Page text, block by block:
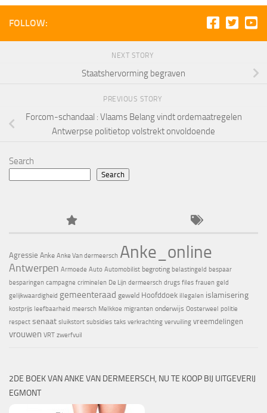
FOLLOW:
NEXT STORY
Staatshervorming begraven
PREVIOUS STORY
Forcom-schandaal : Vlaams Belang vindt ordemaatregelen
Antwerpse politietop volstrekt onvoldoende
Search
Search
Agressie Anke Anke Van dermeersch Anke_online
Antwerpen Armoede Auto Automobilist begroting belastingeld bespaar
besparingen campagne criminelen De Lijn dermeersch drugs files frauen geld
gelijkwaardigheid gemeenteraad geweld Hoofddoek illegalen islamisering
kostprijs leefbaarheid meersch Melkkoe migranten onderwijs Oosterweel politie
respect senaat sluikstort subsidies taks verkrachting vervuiling vreemdelingen
vrouwen VRT zwerfvuil
2DE BOEK VAN ANKE VAN DERMEERSCH, NU TE KOOP BIJ UITGEVERIJ
EGMONT